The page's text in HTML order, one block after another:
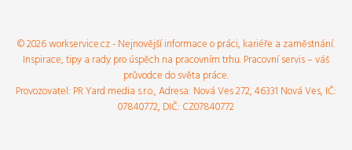
© 2026 workservice.cz - Nejnovější informace o práci, kariéře a zaměstnání.
Inspirace, tipy a rady pro úspěch na pracovním trhu. Pracovní servis – váš
průvodce do světa práce.
Provozovatel: PR Yard media s.r.o., Adresa: Nová Ves 272, 46331 Nová Ves, IČ:
07840772, DIČ: CZ07840772